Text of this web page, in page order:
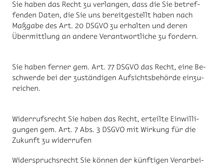
Sie ha­ben das Recht zu ver­lan­gen, dass die Sie be­tref­
fen­den Da­ten, die Sie uns be­reit­ge­stellt ha­ben nach
Maß­ga­be des Art. 20 DS­GVO zu er­hal­ten und de­ren
Über­mitt­lung an an­de­re Ver­ant­wort­li­che zu for­dern.
Sie ha­ben fer­ner gem. Art. 77 DS­GVO das Recht, eine Be­
schwer­de bei der zu­stän­di­gen Auf­sichts­be­hör­de ein­zu­
rei­chen.
Wi­der­rufs­recht Sie ha­ben das Recht, er­teil­te Ein­wil­li­
gun­gen gem. Art. 7 Abs. 3 DS­GVO mit Wir­kung für die
Zu­kunft zu wi­der­ru­fen
Wi­der­spruchs­recht Sie kön­nen der künf­ti­gen Ver­ar­bei­